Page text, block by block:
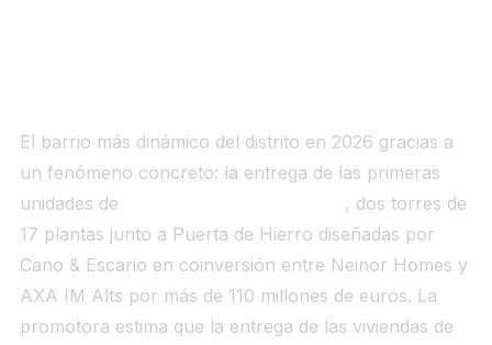
El barrio más dinámico del distrito en 2026 gracias a
un fenómeno concreto: la entrega de las primeras
unidades de
, dos torres de
17 plantas junto a Puerta de Hierro diseñadas por
Cano & Escario en coinversión entre Neinor Homes y
AXA IM Alts por más de 110 millones de euros. La
promotora estima que la entrega de las viviendas de